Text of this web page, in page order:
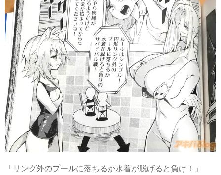
「リング外のプールに落ちるか水着が脱げると負け！」